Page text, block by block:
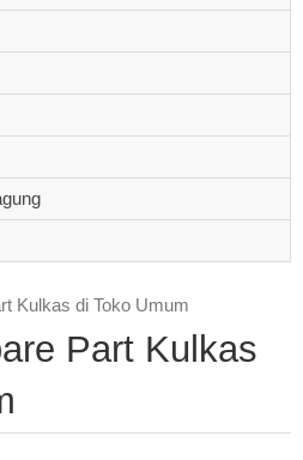
Kulkas di Toko Umum
Part Kulkas